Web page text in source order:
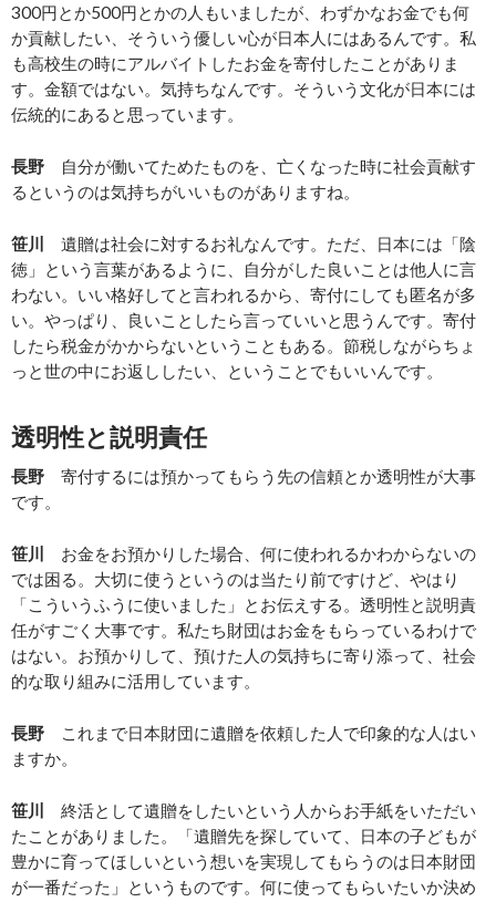
300円とか500円とかの人もいましたが、わずかなお金でも何
か貢献したい、そういう優しい心が日本人にはあるんです。私
も高校生の時にアルバイトしたお金を寄付したことがありま
す。金額ではない。気持ちなんです。そういう文化が日本には
伝統的にあると思っています。
長野 自分が働いてためたものを、亡くなった時に社会貢献す
るというのは気持ちがいいものがありますね。
笹川
遺贈は社会に対するお礼なんです。ただ、日本には「陰
徳」という言葉があるように、自分がした良いことは他人に言
わない。いい格好してと言われるから、寄付にしても匿名が多
い。やっぱり、良いことしたら言っていいと思うんです。寄付
したら税金がかからないということもある。節税しながらちょ
っと世の中にお返ししたい、ということでもいいんです。
透明性と説明責任
長野 寄付するには預かってもらう先の信頼とか透明性が大事
です。
笹川
お金をお預かりした場合、何に使われるかわからないの
では困る。大切に使うというのは当たり前ですけど、やはり
「こういうふうに使いました」とお伝えする。透明性と説明責
任がすごく大事です。私たち財団はお金をもらっているわけで
はない。お預かりして、預けた人の気持ちに寄り添って、社会
的な取り組みに活用しています。
長野 これまで日本財団に遺贈を依頼した人で印象的な人はい
ますか。
笹川
終活として遺贈をしたいという人からお手紙をいただい
たことがありました。「遺贈先を探していて、日本の子どもが
豊かに育ってほしいという想いを実現してもらうのは日本財団
が一番だった」というものです。何に使ってもらいたいか決め